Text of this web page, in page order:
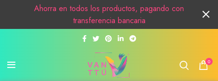
0
Ahorra en todos los productos, pagando con
transferencia bancaria